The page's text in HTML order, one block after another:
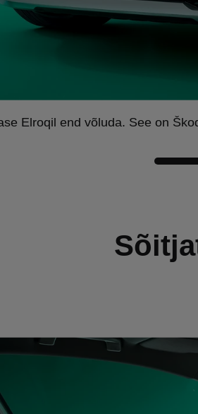
Elroqil end võluda. See on